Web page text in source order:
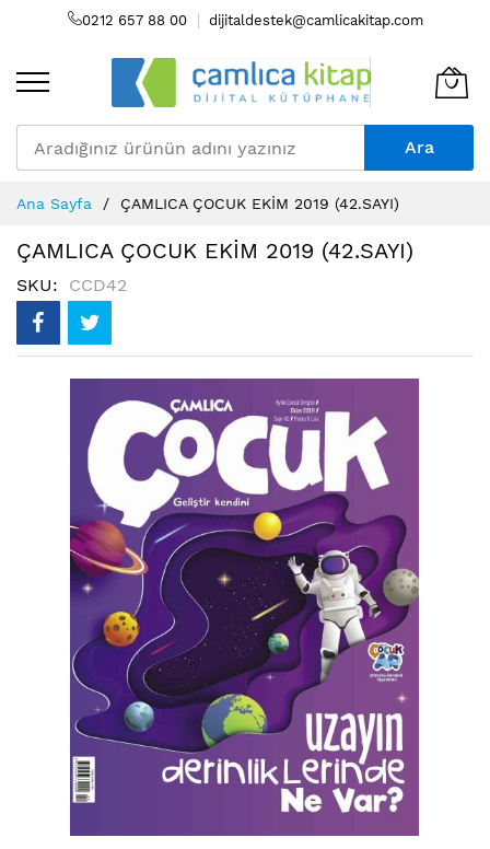
0212 657 88 00 dijitaldestek@camlicakitap.com
Ara
to
Content
Ana Sayfa ÇAMLICA ÇOCUK EKİM 2019 (42.SAYI)
ÇAMLICA ÇOCUK EKİM 2019 (42.SAYI)
SKU CCD42
galerisinin